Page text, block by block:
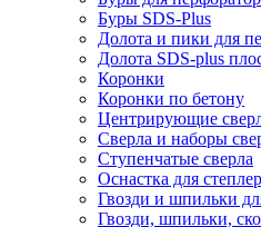
Буры SDS-Plus
Долота и пики для
Долота SDS-plus
Коронки
Коронки по бетону
Центрирующие
Сверла и наборы
Ступенчатые сверла
Оснастка для
Гвозди и шпильки
Гвозди, шпильки,